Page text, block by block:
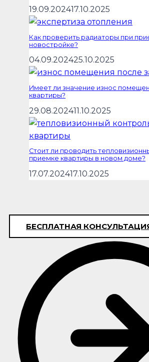
19.09.202417.10.2025
Как проверить радиаторы при
новостройке?
04.09.202425.10.2025
Имеет ли значение износ
квартиры?
29.08.202411.10.2025
Стоит ли проводить
приемке квартиры в новом доме?
17.07.202417.10.2025
БЕСПЛАТНАЯ